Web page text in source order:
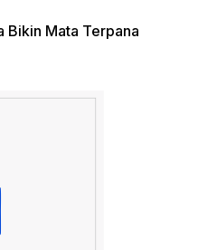
Bikin Mata Terpana